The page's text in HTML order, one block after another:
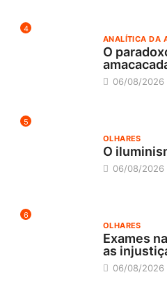
4
ANALÍTICA DA
O
06/08/2026
5
OLHARES
O
06/08/2026
6
OLHARES
Exames
as
06/08/2026